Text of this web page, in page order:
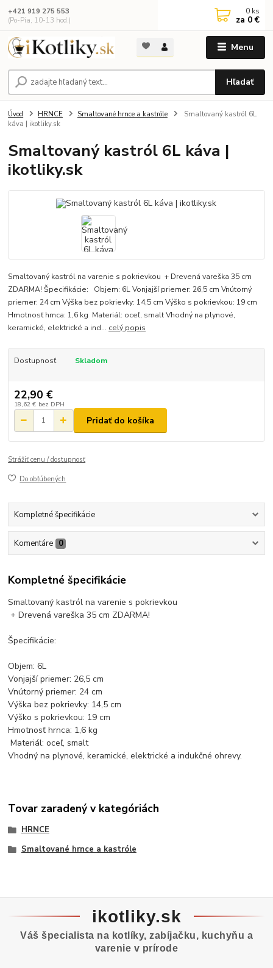
Menu
Hľadať
+421 919 275 553
(Po-Pia, 10-13 hod.)
0 ks
za 0 €
Úvod HRNCE Smaltované hrnce a kastróle
Smaltovaný kastról 6L
káva | ikotliky.sk
Smaltovaný kastról 6L káva |
ikotliky.sk
Smaltovaný kastról na varenie s pokrievkou + Drevená vareška 35 cm
ZDARMA! Špecifikácie: Objem: 6L Vonjajší priemer: 26,5 cm Vnútorný
priemer: 24 cm Výška bez pokrievky: 14,5 cm Výško s pokrievkou: 19 cm
Hmotnosť hrnca: 1,6 kg Materiál: oceľ, smalt Vhodný na plynové,
keramické, elektrické a ind... celý popis
Dostupnosť Skladom
22,90 €
18,62 € bez DPH
Pridať do košíka
Strážiť cenu / dostupnosť
Do obľúbených
Kompletné špecifikácie
Komentáre 0
Kompletné špecifikácie
Smaltovaný kastról na varenie s pokrievkou
+ Drevená vareška 35 cm ZDARMA!
Špecifikácie:
Objem: 6L
Vonjajší priemer: 26,5 cm
Vnútorný priemer: 24 cm
Výška bez pokrievky: 14,5 cm
Výško s pokrievkou: 19 cm
Hmotnosť hrnca: 1,6 kg
Materiál: oceľ, smalt
Vhodný na plynové, keramické, elektrické a indukčné ohrevy.
Tovar zaradený v kategóriách
HRNCE
Smaltované hrnce a kastróle
ikotliky.sk
Váš špecialista na kotlíky, zabíjačku, kuchyňu a
varenie v prírode